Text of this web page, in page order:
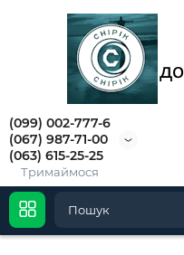
(099) 002-777-6
(067) 987-71-00
(063) 615-25-25
Тримаймося